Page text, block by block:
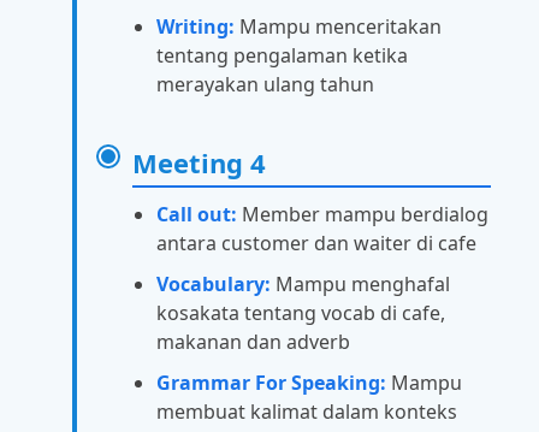
Writing: Mampu menceritakan
tentang pengalaman ketika
merayakan ulang tahun
Meeting 4
Call out: Member mampu berdialog
antara customer dan waiter di cafe
Vocabulary: Mampu menghafal
kosakata tentang vocab di cafe,
makanan dan adverb
Grammar For Speaking: Mampu
membuat kalimat dalam konteks